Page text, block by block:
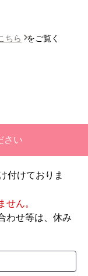
？】
、ただ一
。
ちら
をご覧く
さい
付けておりま
ん。
わせ等は、休み